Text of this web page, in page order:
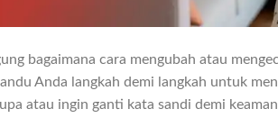
bagaimana cara mengubah atau
Anda langkah demi langkah untuk
atau ingin ganti kata sandi demi